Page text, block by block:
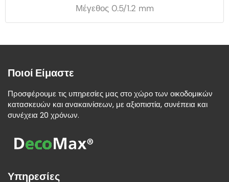
Μέγεθος 0.5/1.2 mm
Ποιοί Είμαστε
Προσφέρουμε τις υπηρεσίες μας στο χώρο των οικοδομικών
κατασκευών και ανακαινίσεων, με αξιοπιστία, συνέπεια και
συνέχεια 20 χρόνων.
Υπηρεσίες